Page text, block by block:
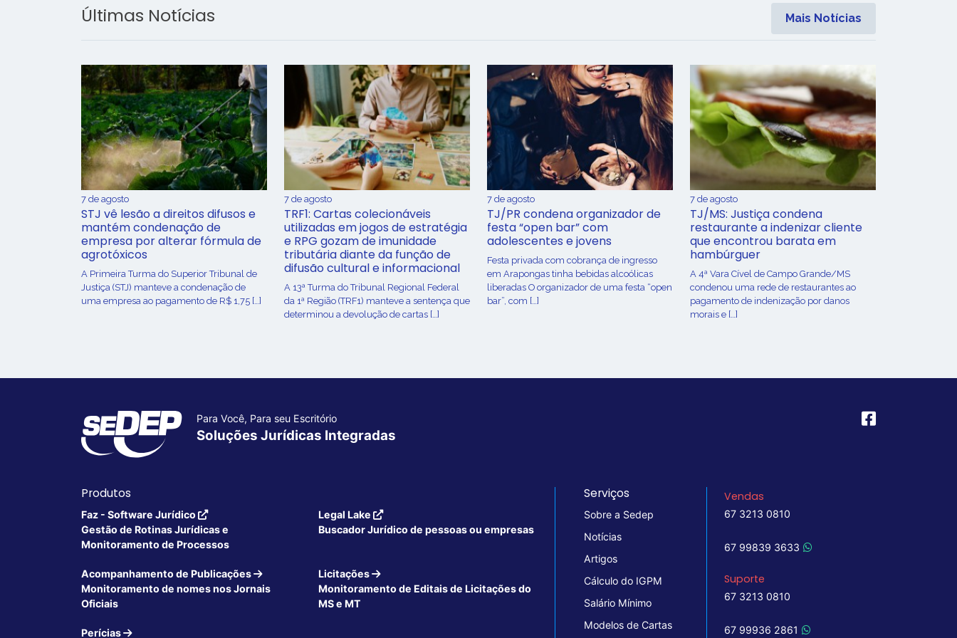
Últimas Notícias Mais Notícias
7 de agosto
STJ vê lesão a direitos difusos e
mantém condenação de
empresa por alterar fórmula de
agrotóxicos
​A Primeira Turma do Superior Tribunal de
Justiça (STJ) manteve a condenação de
uma empresa ao pagamento de R$ 1,75 […]
7 de agosto
TRF1: Cartas colecionáveis
utilizadas em jogos de estratégia
e RPG gozam de imunidade
tributária diante da função de
difusão cultural e informacional
A 13ª Turma do Tribunal Regional Federal
da 1ª Região (TRF1) manteve a sentença que
determinou a devolução de cartas […]
7 de agosto
TJ/PR condena organizador de
festa “open bar” com
adolescentes e jovens
Festa privada com cobrança de ingresso
em Arapongas tinha bebidas alcoólicas
liberadas O organizador de uma festa “open
bar”, com […]
7 de agosto
TJ/MS: Justiça condena
restaurante a indenizar cliente
que encontrou barata em
hambúrguer
A 4ª Vara Cível de Campo Grande/MS
condenou uma rede de restaurantes ao
pagamento de indenização por danos
morais e […]
Para Você, Para seu Escritório
Soluções Jurídicas Integradas
Produtos
Faz - Software Jurídico
Gestão de Rotinas Jurídicas e
Monitoramento de Processos
Legal Lake
Buscador Jurídico de pessoas ou empresas
Acompanhamento de Publicações
Monitoramento de nomes nos Jornais
Oficiais
Licitações
Monitoramento de Editais de Licitações do
MS e MT
Perícias
Serviços
Sobre a Sedep
Notícias
Artigos
Cálculo do IGPM
Salário Mínimo
Modelos de Cartas
Vendas
67 3213 0810
67 99839 3633
Suporte
67 3213 0810
67 99936 2861